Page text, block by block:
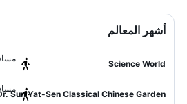
أشهر المعالم
Science World
مسافة
Sun Yat-Sen Classical Chinese Garden
مسافة